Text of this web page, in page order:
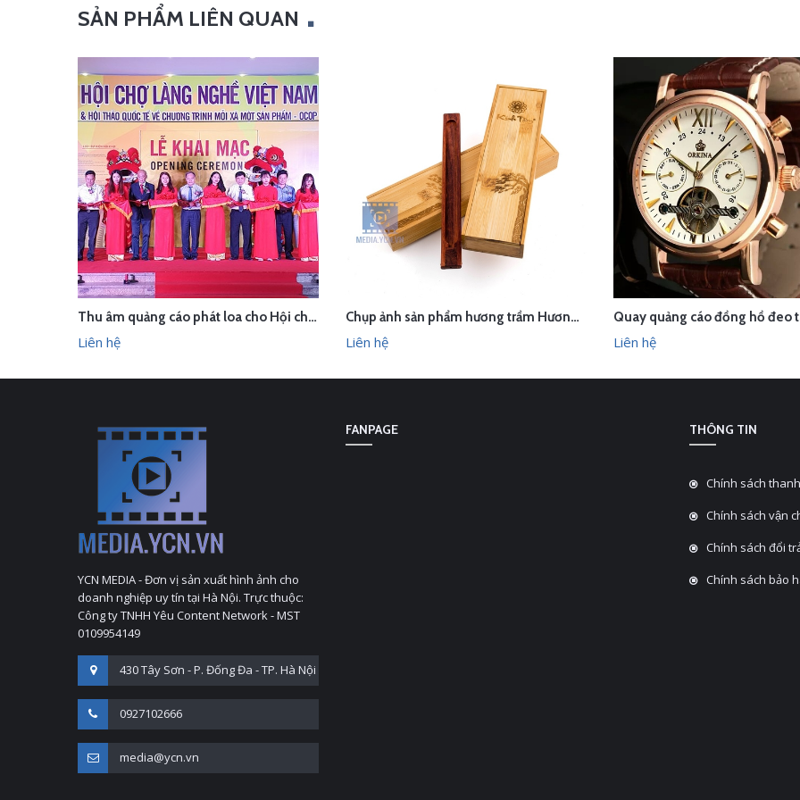
SẢN PHẨM LIÊN QUAN
LIÊN HỆ XEM NHANH
Thu âm quảng cáo phát loa cho Hội chợ Làng nghề VN 2018
Liên hệ
LIÊN HỆ XEM NHANH
Chụp ảnh sản phẩm hương trầm Hương Xưa - Kính Tâm trong studio Hà Nội
Liên hệ
LIÊN HỆ XEM
Liên hệ
YCN MEDIA - Đơn vị sản xuất hình ảnh cho
doanh nghiệp uy tín tại Hà Nội. Trực thuộc:
Công ty TNHH Yêu Content Network - MST
0109954149
430 Tây Sơn - P. Đống Đa - TP. Hà Nội
0927102666
media@ycn.vn
FANPAGE THÔNG TIN
Chính sách
Chính sách vận
Chính sách đổi
Chính sách bảo